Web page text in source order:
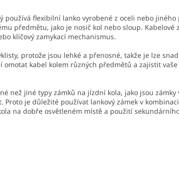
používá flexibilní lanko vyrobené z oceli nebo jiného
předmětu, jako je nosič kol nebo sloup. Kabelové
klíčový zamykací mechanismus.
protože jsou lehké a přenosné, takže je lze
omotat kabel kolem různých předmětů a zajistit
než jiné typy zámků na jízdní kola, jako jsou
Proto je důležité používat lankový zámek v
na dobře osvětleném místě a použití